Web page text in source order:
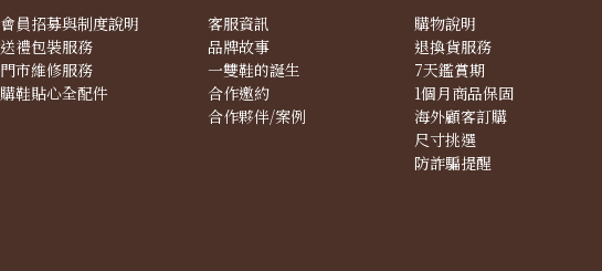
會員招募與制度說明
送禮包裝服務
門市維修服務
購鞋貼心全配件
客服資訊
品牌故事
一雙鞋的誕生
合作邀約
合作夥伴/案例
購物說明
退換貨服務
7天鑑賞期
1個月商品保固
海外顧客訂購
尺寸挑選
防詐騙提醒